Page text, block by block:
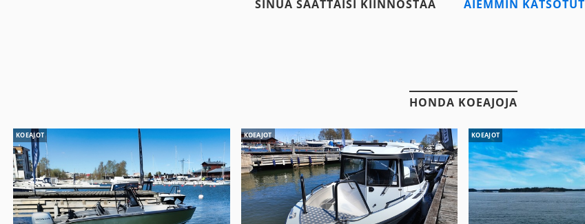
SINUA SAATTAISI KIINNOSTAA AIEMMIN KATSOTUT
HONDA KOEAJOJA
KOEAJOT KOEAJOT KOEAJOT